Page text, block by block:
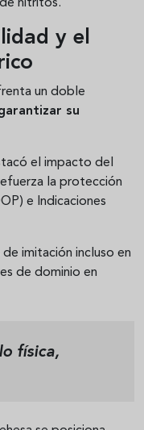
nitritos.
y el
un doble
su
el impacto del
la protección
e Indicaciones
imitación incluso en
de dominio en
física,